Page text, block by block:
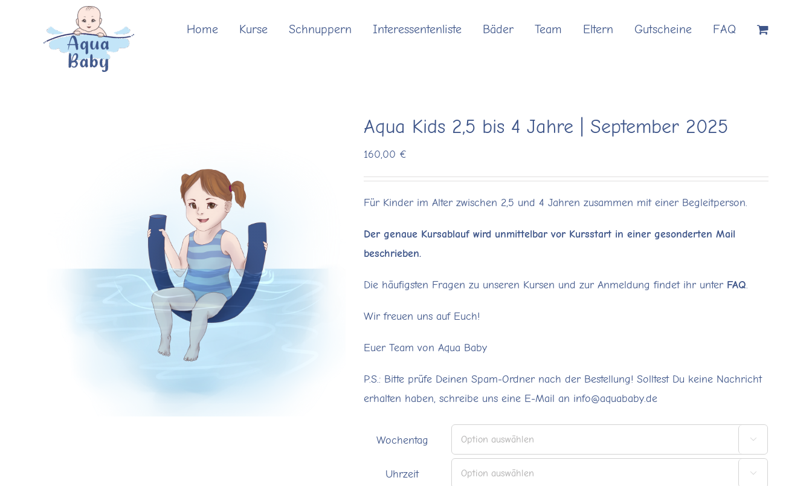
Home Kurse Schnuppern Interessentenliste Bäder Team Eltern Gutscheine FAQ
Aqua Kids 2,5 bis 4 Jahre | September 2025
160,00 €
Für Kinder im Alter zwischen 2,5 und 4 Jahren zusammen mit einer Begleitperson.
Der genaue Kursablauf wird unmittelbar vor Kursstart in einer gesonderten Mail
beschrieben.
Die häufigsten Fragen zu unseren Kursen und zur Anmeldung findet ihr unter FAQ.
Wir freuen uns auf Euch!
Euer Team von Aqua Baby
P.S.: Bitte prüfe Deinen Spam-Ordner nach der Bestellung! Solltest Du keine Nachricht
erhalten haben, schreibe uns eine E-Mail an info@aquababy.de
Wochentag 
Uhrzeit 